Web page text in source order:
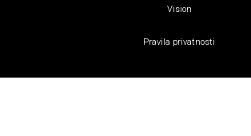
Vision
Pravila privatnosti